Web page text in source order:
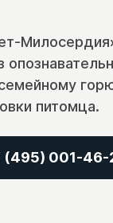
питомца.
(495) 001-46-